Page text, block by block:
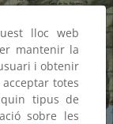
lloc web
mantenir la
i obtenir
totes
tipus de
sobre les